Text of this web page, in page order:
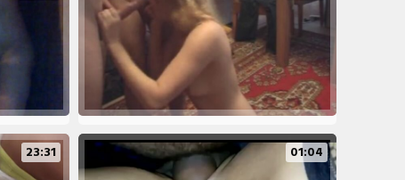
23:31 01:04